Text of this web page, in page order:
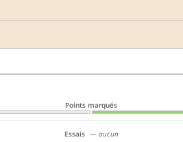
Points marqués
Essais — aucun